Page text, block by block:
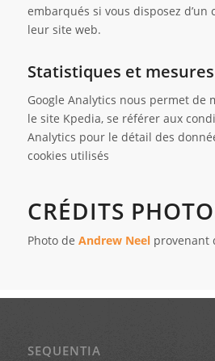
embarqués si vous disposez d’un
leur site web.
Statistiques et mesures
Google Analytics nous permet de
le site Kpedia, se référer aux
Analytics pour le détail des
cookies utilisés
CRÉDITS
Photo de Andrew Neelprovenant
SEQUENTIA